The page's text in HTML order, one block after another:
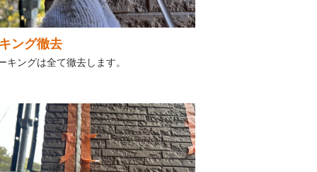
ング徹去
キングは全て徹去します。